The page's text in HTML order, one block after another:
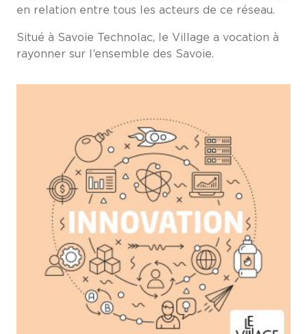
en relation entre tous les acteurs de ce réseau.
Situé à Savoie Technolac, le Village a vocation à
rayonner sur l’ensemble des Savoie.